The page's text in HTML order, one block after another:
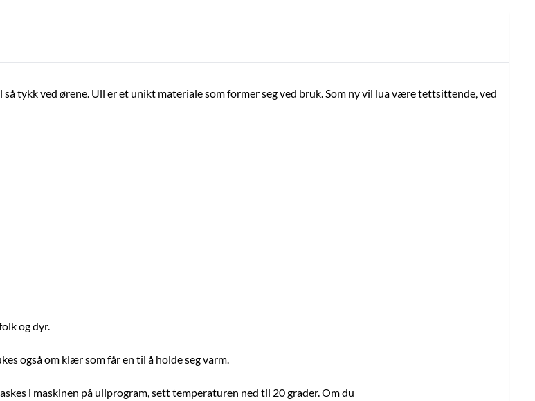
tykk ved ørene. Ull er et unikt materiale som former seg ved bruk. Som ny vil lua være tettsittende, ved
og dyr.
også om klær som får en til å holde seg varm.
i maskinen på ullprogram, sett temperaturen ned til 20 grader. Om du